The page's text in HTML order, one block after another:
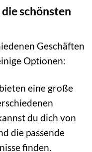
schönsten
Geschäften
Optionen:
eine große
du dich von
die passende
finden.